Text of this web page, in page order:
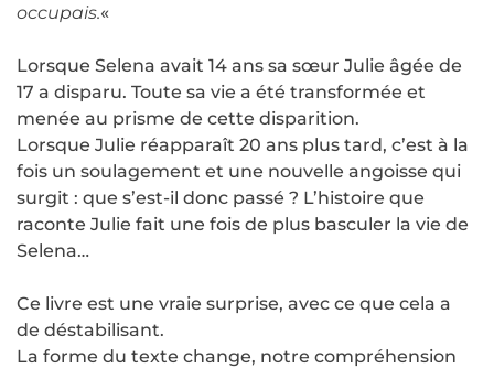
occupais.«
Lorsque Selena avait 14 ans sa sœur Julie âgée de
17 a disparu. Toute sa vie a été transformée et
menée au prisme de cette disparition.
Lorsque Julie réapparaît 20 ans plus tard, c’est à la
fois un soulagement et une nouvelle angoisse qui
surgit : que s’est-il donc passé ? L’histoire que
raconte Julie fait une fois de plus basculer la vie de
Selena…
Ce livre est une vraie surprise, avec ce que cela a
de déstabilisant.
La forme du texte change, notre compréhension